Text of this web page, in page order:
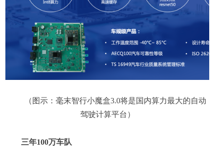
（图示：毫末智行小魔盒3.0将是国内算力最大的自动
驾驶计算平台）
三年100万车队